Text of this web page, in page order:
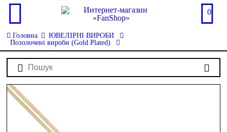
0
Головна
ЮВЕЛІРНІ ВИРОБИ
Позолочені вироби (Gold Plated)